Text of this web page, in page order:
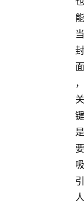
能
当
封
面
，
关
键
是
要
吸
引
人